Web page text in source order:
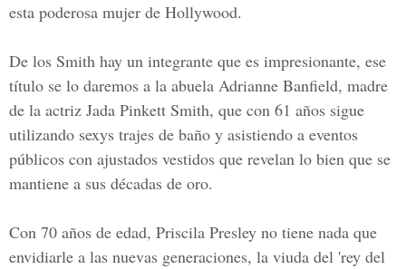
esta poderosa mujer de Hollywood.
De los Smith hay un integrante que es impresionante, ese
título se lo daremos a la abuela Adrianne Banfield, madre
de la actriz Jada Pinkett Smith, que con 61 años sigue
utilizando sexys trajes de baño y asistiendo a eventos
públicos con ajustados vestidos que revelan lo bien que se
mantiene a sus décadas de oro.
Con 70 años de edad, Priscila Presley no tiene nada que
envidiarle a las nuevas generaciones, la viuda del 'rey del